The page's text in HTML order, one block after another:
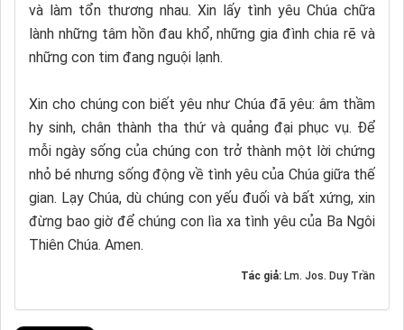
và làm tổn thương nhau. Xin lấy tình yêu Chúa chữa
lành những tâm hồn đau khổ, những gia đình chia rẽ và
những con tim đang nguội lạnh.
Xin cho chúng con biết yêu như Chúa đã yêu: âm thầm
hy sinh, chân thành tha thứ và quảng đại phục vụ. Để
mỗi ngày sống của chúng con trở thành một lời chứng
nhỏ bé nhưng sống động về tình yêu của Chúa giữa thế
gian. Lạy Chúa, dù chúng con yếu đuối và bất xứng, xin
đừng bao giờ để chúng con lìa xa tình yêu của Ba Ngôi
Thiên Chúa. Amen.
Tác giả: Lm. Jos. Duy Trần